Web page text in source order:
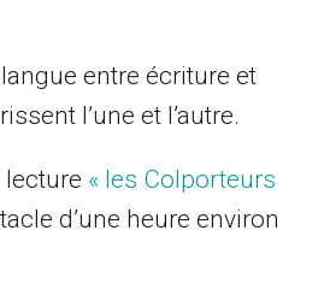
entre écriture et
l’une et l’autre.
lecture « les Colporteurs
d’une heure environ